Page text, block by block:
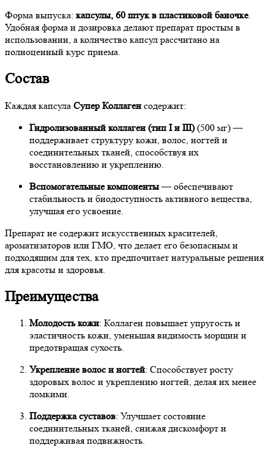
Форма выпуска: капсулы, 60 штук в пластиковой баночке.
Удобная форма и дозировка делают препарат простым в
использовании, а количество капсул рассчитано на
полноценный курс приема.
Состав
Каждая капсула Супер Коллаген содержит:
Гидролизованный коллаген (тип I и III)(500 мг) —
поддерживает структуру кожи, волос, ногтей и
соединительных тканей, способствуя их
восстановлению и укреплению.
Вспомогательные компоненты— обеспечивают
стабильность и биодоступность активного вещества,
улучшая его усвоение.
Препарат не содержит искусственных красителей,
ароматизаторов или ГМО, что делает его безопасным и
подходящим для тех, кто предпочитает натуральные решения
для красоты и здоровья.
Преимущества
Молодость кожи: Коллаген повышает упругость и
эластичность кожи, уменьшая видимость морщин и
предотвращая сухость.
Укрепление волос и ногтей: Способствует росту
здоровых волос и укреплению ногтей, делая их менее
ломкими.
Поддержка суставов: Улучшает состояние
соединительных тканей, снижая дискомфорт и
поддерживая подвижность.